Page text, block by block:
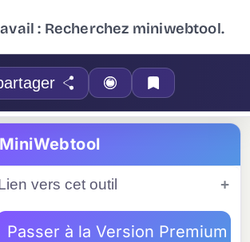
: Recherchez miniwebtool.
MiniWebtool
vers cet outil
Passer à la Version Premium